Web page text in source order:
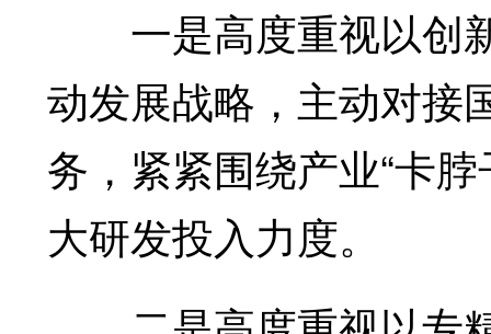
一是高度重视以创
动发展战略，主动对接
务，紧紧围绕产业“卡
大研发投入力度。